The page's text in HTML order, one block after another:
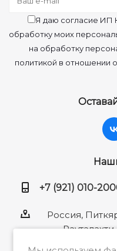
Я даю согласие ИП
обработку моих
на обработку
политикой в отношении
+7 (921) 010-
Россия,